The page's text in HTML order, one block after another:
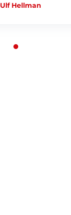
Ulf Hellman